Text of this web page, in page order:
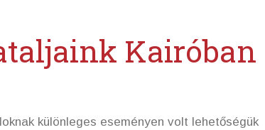
Kairóban
különleges eseményen volt lehetőségük